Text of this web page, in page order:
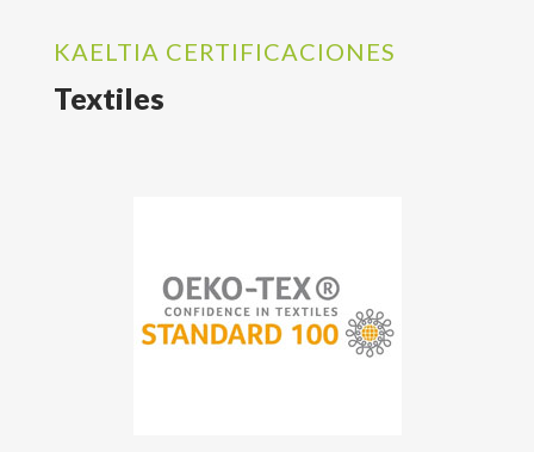
KAELTIA CERTIFICACIONES
Textiles